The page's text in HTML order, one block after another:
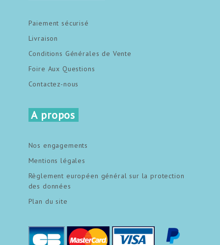
Paiement sécurisé
Livraison
Conditions Générales de Vente
Foire Aux Questions
Contactez-nous
A propos
Nos engagements
Mentions légales
Règlement européen général sur la protection
des données
Plan du site